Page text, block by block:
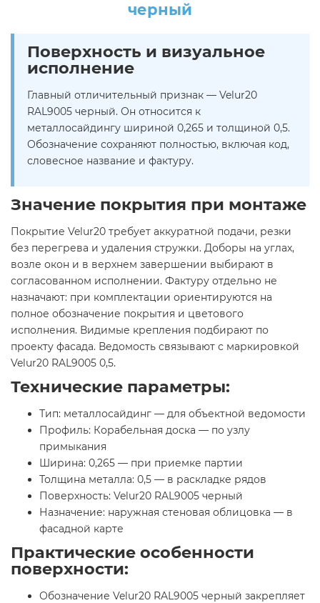
черный
Поверхность и визуальное
исполнение
Главный отличительный признак — Velur20
RAL9005 черный. Он относится к
металлосайдингу шириной 0,265 и толщиной 0,5.
Обозначение сохраняют полностью, включая код,
словесное название и фактуру.
Значение покрытия при монтаже
Покрытие Velur20 требует аккуратной подачи, резки
без перегрева и удаления стружки. Доборы на углах,
возле окон и в верхнем завершении выбирают в
согласованном исполнении. Фактуру отдельно не
назначают: при комплектации ориентируются на
полное обозначение покрытия и цветового
исполнения. Видимые крепления подбирают по
проекту фасада. Ведомость связывают с маркировкой
Velur20 RAL9005 0,5.
Технические параметры:
Тип: металлосайдинг — для объектной ведомости
Профиль: Корабельная доска — по узлу
примыкания
Ширина: 0,265 — при приемке партии
Толщина металла: 0,5 — в раскладке рядов
Поверхность: Velur20 RAL9005 черный
Назначение: наружная стеновая облицовка — в
фасадной карте
Практические особенности
поверхности:
Обозначение Velur20 RAL9005 черный закрепляет